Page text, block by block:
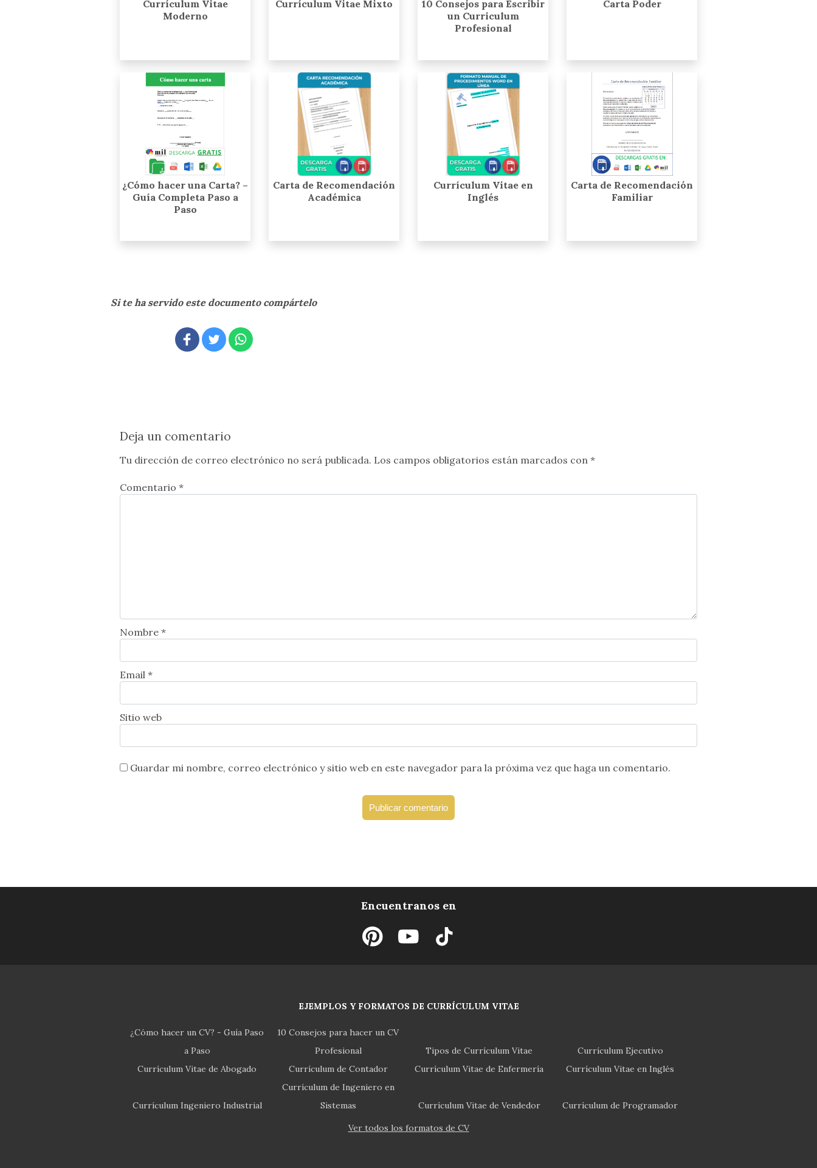
Currículum Vitae
Moderno
Currículum Vitae Mixto
10 Consejos para Escribir
un Curriculum
Profesional
Carta Poder
¿Cómo hacer una Carta? –
Guía Completa Paso a
Paso
Carta de Recomendación
Académica
Currículum Vitae en
Inglés
Carta de Recomendación
Familiar
Si te ha servido este documento compártelo
Deja un comentario
Tu dirección de correo electrónico no será publicada. Los campos obligatorios están marcados con *
Comentario *
Nombre *
Email *
Sitio web
Guardar mi nombre, correo electrónico y sitio web en este navegador para la próxima vez que haga un comentario.
Encuentranos en
EJEMPLOS Y FORMATOS DE CURRÍCULUM VITAE
¿Cómo hacer un CV? - Guía Paso
a Paso
10 Consejos para hacer un CV
Profesional
Tipos de Currículum Vitae
Currículum Ejecutivo
Currículum Vitae de Abogado
Currículum de Contador Currículum Vitae de Enfermería Currículum Vitae en Inglés
Currículum Ingeniero Industrial
Currículum de Ingeniero en
Sistemas
Currículum Vitae de Vendedor Currículum de Programador
Ver todos los formatos de CV